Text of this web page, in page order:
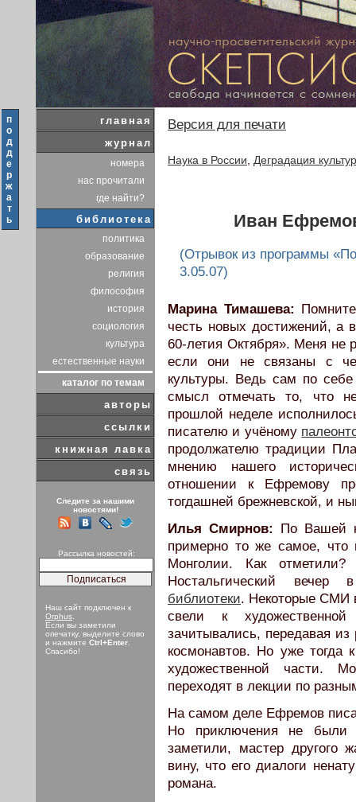
п
о
д
д
е
р
ж
а
т
ь
главная
журнал
номера
нас прочитали
где найти?
библиотека
политика
образование
религия
философия
история
социология
культура
естественные науки
каталог по темам
авторы
ссылки
книжная лавка
связь
Следите за нашими
новостями!
Рассылка новостей:
Наш сайт подключен к
Orphus
Если вы заметили
опечатку, выделите слово
и нажмите Ctrl+Enter
Спасибо!
Версия для печати
Наука в России Деградация
Иван
(Отрывок из программы
3.05.07)
Марина Тимашева:
честь новых достижений, а
60-летия Октября». Меня
если они не связаны с
культуры. Ведь сам по
смысл отмечать то, что
прошлой неделе
писателю и учёному
продолжателю традиции
мнению нашего
отношении к Ефремову
тогдашней брежневской, и
Илья Смирнов:
По Вашей
примерно то же самое, что
Монголии. Как
Ностальгический
библиотеки. Некоторые СМИ
свели к
зачитывались, передавая из
космонавтов. Но уже тогда
художественной части.
переходят в лекции по
На самом деле Ефремов
Но приключения не были
заметили, мастер другого
вину, что его диалоги
романа.